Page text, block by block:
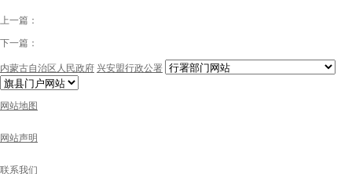
上一篇：
下一篇：
内蒙古自治区人民政府 兴安盟行政公署
网站地图
网站声明
联系我们